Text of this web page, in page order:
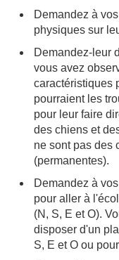
Demandez à
physiques sur
Demandez-leur
vous avez
caractéristiques
pourraient les
pour leur faire
des chiens et
ne sont pas des
(permanentes).
Demandez à
pour aller à
(N, S, E et O).
disposer d'un
S, E et O ou